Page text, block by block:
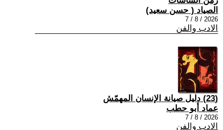
الصياد ‏( حسن سعيد‏)
2026 / 8 / 7
الادب والفن
(23) دليل صيانة الإنسان المهمّش
عماد أبو حطب
2026 / 8 / 7
الادب والفن